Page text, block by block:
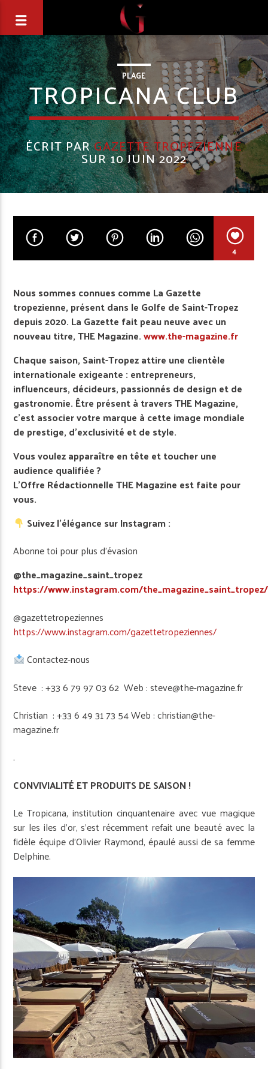
PLAGE
TROPICANA CLUB
ÉCRIT PARGAZETTE TROPEZIENNE
SUR 10 JUIN 2022
4
Nous sommes connues comme La Gazette
tropezienne, présent dans le Golfe de Saint-Tropez
depuis 2020. La Gazette fait peau neuve avec un
nouveau titre, THE Magazine.www.the-magazine.fr
Chaque saison, Saint-Tropez attire une clientèle
internationale exigeante : entrepreneurs,
influenceurs, décideurs, passionnés de design et de
gastronomie. Être présent à travers THE Magazine,
c’est associer votre marque à cette image mondiale
de prestige, d’exclusivité et de style.
Vous voulez apparaître en tête et toucher une
audience qualifiée ?
L’Offre Rédactionnelle THE Magazine est faite pour
vous.
Suivez l’élégance sur Instagram :
Abonne toi pour plus d’évasion
@the_magazine_saint_tropez
https://www.instagram.com/the_magazine_saint_tropez/
@gazettetropeziennes
https://www.instagram.com/gazettetropeziennes/
Contactez-nous
Steve : +33 6 79 97 03 62 Web : steve@the-magazine.fr
Christian : +33 6 49 31 73 54 Web : christian@the-
magazine.fr
.
CONVIVIALITÉ ET PRODUITS DE SAISON !
Le Tropicana, institution cinquantenaire avec vue magique
sur les iles d’or, s’est récemment refait une beauté avec la
fidèle équipe d’Olivier Raymond, épaulé aussi de sa femme
Delphine.